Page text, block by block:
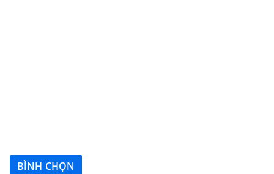
BÌNH CHỌN